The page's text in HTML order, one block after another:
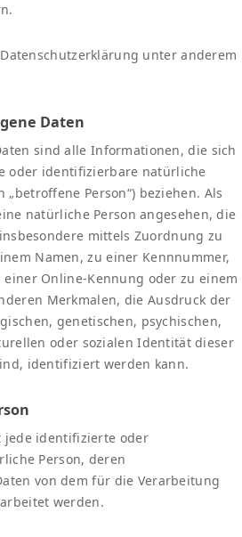
unter anderem
Daten
sind alle Informationen, die sich
oder identifizierbare natürliche
„betroffene Person“) beziehen. Als
natürliche Person angesehen, die
mittels Zuordnung zu
Namen, zu einer Kennnummer,
Online-Kennung oder zu einem
Merkmalen, die Ausdruck der
genetischen, psychischen,
oder sozialen Identität dieser
identifiziert werden kann.
jede identifizierte oder
Person, deren
von dem für die Verarbeitung
werden.